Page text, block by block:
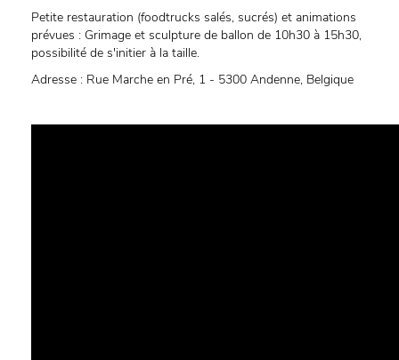
Petite restauration (foodtrucks salés, sucrés) et animations
prévues : Grimage et sculpture de ballon de 10h30 à 15h30,
possibilité de s'initier à la taille.
Adresse : Rue Marche en Pré, 1 - 5300 Andenne, Belgique